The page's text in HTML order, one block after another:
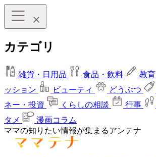
カテゴリ
雑貨・日用品 食品・飲料 教育
ッション
ビューティ どうぶつ
ネー・投資
くらしの相談 行事
タメ
漫画コラム
ママの知りたい情報が集まるアンテナ